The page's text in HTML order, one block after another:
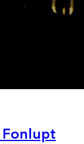
Fonlupt